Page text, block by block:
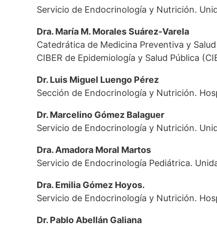
Servicio de Endocrinología y Nutrición.
Dra. María M. Morales Suárez-Varela
Catedrática de Medicina Preventiva y
CIBER de Epidemiología y Salud Pública
Dr. Luis Miguel Luengo Pérez
Sección de Endocrinología y Nutrición.
Dr. Marcelino Gómez Balaguer
Servicio de Endocrinología y Nutrición.
Dra. Amadora Moral Martos
Servicio de Endocrinología Pediátrica.
Dra. Emilia Gómez Hoyos.
Servicio de Endocrinología y Nutrición.
Dr. Pablo Abellán Galiana